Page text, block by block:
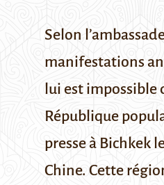
Selon
manifestations
lui est impossible
République
presse à Bichkek
Chine. Cette